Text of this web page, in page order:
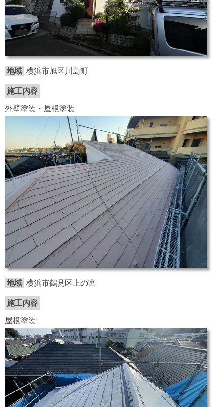
地域 横浜市旭区川島町
施工内容
外壁塗装・屋根塗装
地域 横浜市鶴見区上の宮
施工内容
屋根塗装